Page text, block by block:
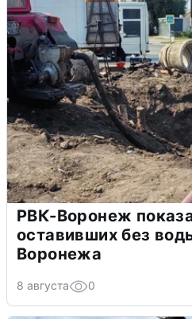
РВК-Воронеж
оставивших без
Воронежа
8 августа 0